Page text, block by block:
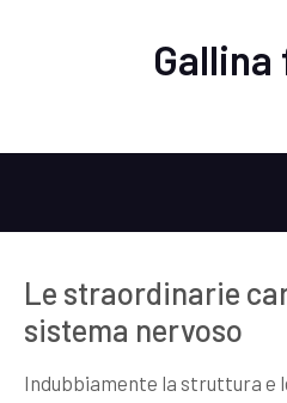
Le straordinarie
sistema nervoso
Indubbiamente la struttura e